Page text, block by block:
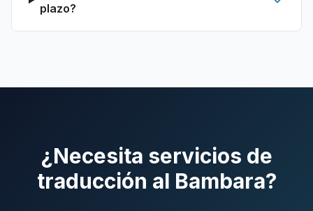
plazo?
¿Necesita servicios de
traducción al Bambara?